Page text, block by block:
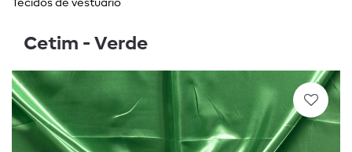
Tecidos de vestuário
Cetim - Verde